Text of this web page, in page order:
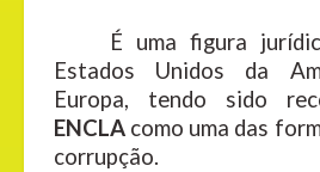
É uma figura
Estados Unidos da
Europa, tendo sido
ENCLA como uma das
corrupção.